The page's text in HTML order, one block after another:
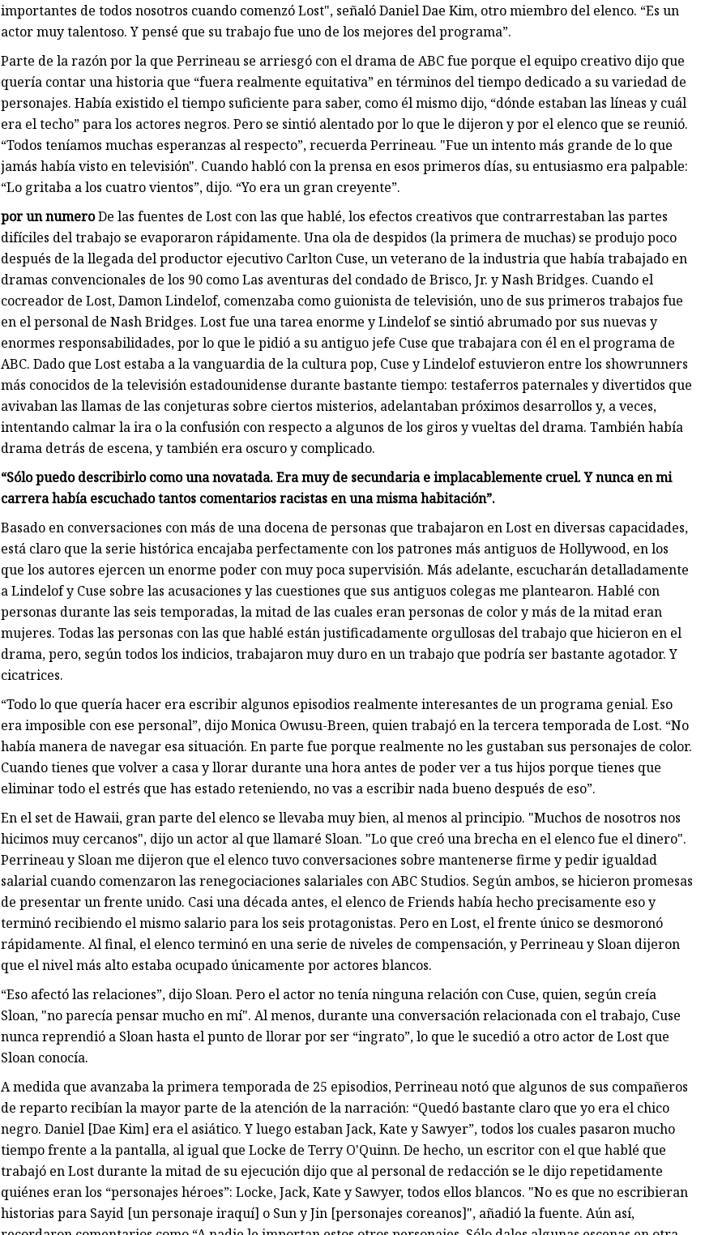
importantes de todos nosotros cuando comenzó Lost", señaló Daniel Dae Kim, otro miembro del elenco. “Es un
actor muy talentoso. Y pensé que su trabajo fue uno de los mejores del programa”.
Parte de la razón por la que Perrineau se arriesgó con el drama de ABC fue porque el equipo creativo dijo que
quería contar una historia que “fuera realmente equitativa” en términos del tiempo dedicado a su variedad de
personajes. Había existido el tiempo suficiente para saber, como él mismo dijo, “dónde estaban las líneas y cuál
era el techo” para los actores negros. Pero se sintió alentado por lo que le dijeron y por el elenco que se reunió.
“Todos teníamos muchas esperanzas al respecto”, recuerda Perrineau. "Fue un intento más grande de lo que
jamás había visto en televisión". Cuando habló con la prensa en esos primeros días, su entusiasmo era palpable:
“Lo gritaba a los cuatro vientos”, dijo. “Yo era un gran creyente”.
por un numeroDe las fuentes de Lost con las que hablé, los efectos creativos que contrarrestaban las partes
difíciles del trabajo se evaporaron rápidamente. Una ola de despidos (la primera de muchas) se produjo poco
después de la llegada del productor ejecutivo Carlton Cuse, un veterano de la industria que había trabajado en
dramas convencionales de los 90 como Las aventuras del condado de Brisco, Jr. y Nash Bridges. Cuando el
cocreador de Lost, Damon Lindelof, comenzaba como guionista de televisión, uno de sus primeros trabajos fue
en el personal de Nash Bridges. Lost fue una tarea enorme y Lindelof se sintió abrumado por sus nuevas y
enormes responsabilidades, por lo que le pidió a su antiguo jefe Cuse que trabajara con él en el programa de
ABC. Dado que Lost estaba a la vanguardia de la cultura pop, Cuse y Lindelof estuvieron entre los showrunners
más conocidos de la televisión estadounidense durante bastante tiempo: testaferros paternales y divertidos que
avivaban las llamas de las conjeturas sobre ciertos misterios, adelantaban próximos desarrollos y, a veces,
intentando calmar la ira o la confusión con respecto a algunos de los giros y vueltas del drama. También había
drama detrás de escena, y también era oscuro y complicado.
“Sólo puedo describirlo como una novatada. Era muy de secundaria e implacablemente cruel. Y nunca en mi
carrera había escuchado tantos comentarios racistas en una misma habitación”.
Basado en conversaciones con más de una docena de personas que trabajaron en Lost en diversas capacidades,
está claro que la serie histórica encajaba perfectamente con los patrones más antiguos de Hollywood, en los
que los autores ejercen un enorme poder con muy poca supervisión. Más adelante, escucharán detalladamente
a Lindelof y Cuse sobre las acusaciones y las cuestiones que sus antiguos colegas me plantearon. Hablé con
personas durante las seis temporadas, la mitad de las cuales eran personas de color y más de la mitad eran
mujeres. Todas las personas con las que hablé están justificadamente orgullosas del trabajo que hicieron en el
drama, pero, según todos los indicios, trabajaron muy duro en un trabajo que podría ser bastante agotador. Y
cicatrices.
“Todo lo que quería hacer era escribir algunos episodios realmente interesantes de un programa genial. Eso
era imposible con ese personal”, dijo Monica Owusu-Breen, quien trabajó en la tercera temporada de Lost. “No
había manera de navegar esa situación. En parte fue porque realmente no les gustaban sus personajes de color.
Cuando tienes que volver a casa y llorar durante una hora antes de poder ver a tus hijos porque tienes que
eliminar todo el estrés que has estado reteniendo, no vas a escribir nada bueno después de eso”.
En el set de Hawaii, gran parte del elenco se llevaba muy bien, al menos al principio. "Muchos de nosotros nos
hicimos muy cercanos", dijo un actor al que llamaré Sloan. "Lo que creó una brecha en el elenco fue el dinero".
Perrineau y Sloan me dijeron que el elenco tuvo conversaciones sobre mantenerse firme y pedir igualdad
salarial cuando comenzaron las renegociaciones salariales con ABC Studios. Según ambos, se hicieron promesas
de presentar un frente unido. Casi una década antes, el elenco de Friends había hecho precisamente eso y
terminó recibiendo el mismo salario para los seis protagonistas. Pero en Lost, el frente único se desmoronó
rápidamente. Al final, el elenco terminó en una serie de niveles de compensación, y Perrineau y Sloan dijeron
que el nivel más alto estaba ocupado únicamente por actores blancos.
“Eso afectó las relaciones”, dijo Sloan. Pero el actor no tenía ninguna relación con Cuse, quien, según creía
Sloan, "no parecía pensar mucho en mí". Al menos, durante una conversación relacionada con el trabajo, Cuse
nunca reprendió a Sloan hasta el punto de llorar por ser “ingrato”, lo que le sucedió a otro actor de Lost que
Sloan conocía.
A medida que avanzaba la primera temporada de 25 episodios, Perrineau notó que algunos de sus compañeros
de reparto recibían la mayor parte de la atención de la narración: “Quedó bastante claro que yo era el chico
negro. Daniel [Dae Kim] era el asiático. Y luego estaban Jack, Kate y Sawyer”, todos los cuales pasaron mucho
tiempo frente a la pantalla, al igual que Locke de Terry O'Quinn. De hecho, un escritor con el que hablé que
trabajó en Lost durante la mitad de su ejecución dijo que al personal de redacción se le dijo repetidamente
quiénes eran los “personajes héroes”: Locke, Jack, Kate y Sawyer, todos ellos blancos. "No es que no escribieran
historias para Sayid [un personaje iraquí] o Sun y Jin [personajes coreanos]", añadió la fuente. Aún así,